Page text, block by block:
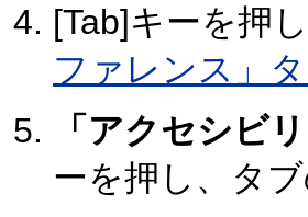
[Tab]キーを押し
ファレンス」
「アクセシビ
ーを押し、タ